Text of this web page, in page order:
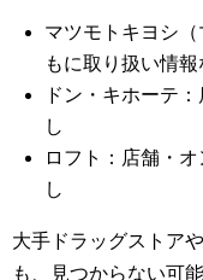
マツモトキヨシ
もに取り扱い情報
ドン・キホーテ
し
ロフト：店舗・
し
大手ドラッグストア
も、見つからない可